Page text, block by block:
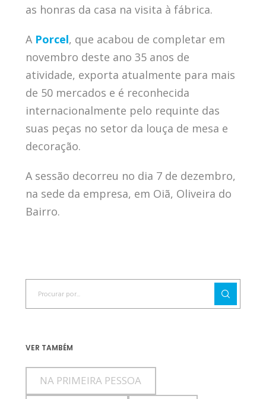
as honras da casa na visita à fábrica.
A Porcel, que acabou de completar em
novembro deste ano 35 anos de
atividade, exporta atualmente para mais
de 50 mercados e é reconhecida
internacionalmente pelo requinte das
suas peças no setor da louça de mesa e
decoração.
A sessão decorreu no dia 7 de dezembro,
na sede da empresa, em Oiã, Oliveira do
Bairro.
VER TAMBÉM
NA PRIMEIRA PESSOA